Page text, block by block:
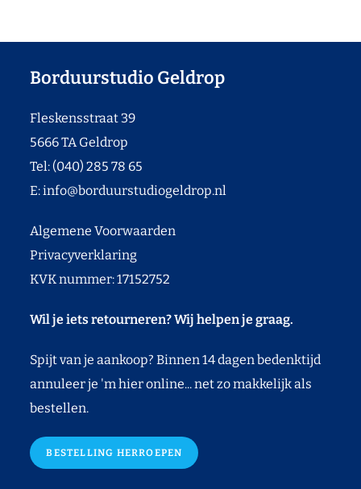
Borduurstudio Geldrop
Fleskensstraat 39
5666 TA Geldrop
Tel: (040) 285 78 65
E:info@borduurstudiogeldrop.nl
Algemene Voorwaarden
Privacyverklaring
KVK nummer: 17152752
Wil je iets retourneren? Wij helpen je graag.
Spijt van je aankoop? Binnen 14 dagen bedenktijd
annuleer je 'm hier online... net zo makkelijk als
bestellen.
BESTELLING HERROEPEN